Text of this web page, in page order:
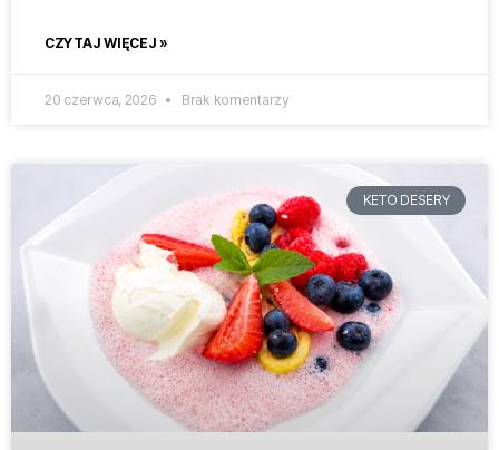
CZYTAJ WIĘCEJ »
20 czerwca, 2026 Brak komentarzy
KETO DESERY